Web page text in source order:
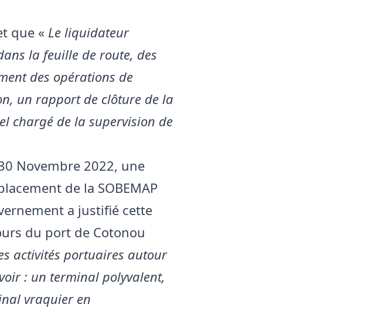
que « Le liquidateur
la feuille de route, des
des opérations de
un rapport de clôture de la
chargé de la supervision de
Novembre 2022, une
de la SOBEMAP
a justifié cette
du port de Cotonou
activités portuaires autour
: un terminal polyvalent,
vraquier en